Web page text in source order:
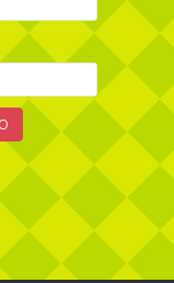
Post